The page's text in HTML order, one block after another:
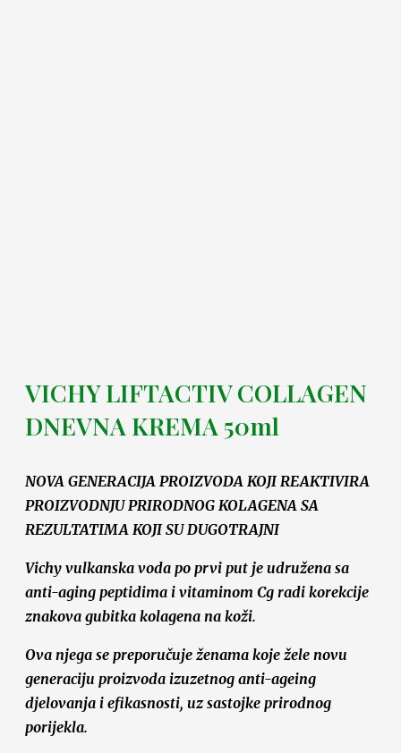
VICHY LIFTACTIV COLLAGEN
DNEVNA KREMA 50ml
NOVA GENERACIJA PROIZVODA KOJI REAKTIVIRA
PROIZVODNJU PRIRODNOG KOLAGENA SA
REZULTATIMA KOJI SU DUGOTRAJNI
Vichy vulkanska voda po prvi put je udružena sa
anti-aging peptidima i vitaminom Cg radi korekcije
znakova gubitka kolagena na koži.
Ova njega se preporučuje ženama koje žele novu
generaciju proizvoda izuzetnog anti-ageing
djelovanja i efikasnosti, uz sastojke prirodnog
porijekla.